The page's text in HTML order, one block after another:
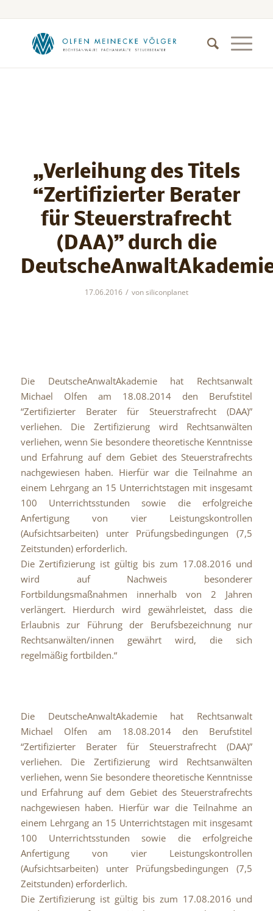
„Verleihung des Titels
“Zertifizierter Berater
für Steuerstrafrecht
(DAA)” durch die
17.06.2016 / vonsiliconplanet
Die DeutscheAnwaltAkademie hat Rechtsanwalt
Michael Olfen am 18.08.2014 den Berufstitel
“Zertifizierter Berater für Steuerstrafrecht (DAA)”
verliehen. Die Zertifizierung wird Rechtsanwälten
verliehen, wenn Sie besondere theoretische Kenntnisse
und Erfahrung auf dem Gebiet des Steuerstrafrechts
nachgewiesen haben. Hierfür war die Teilnahme an
einem Lehrgang an 15 Unterrichtstagen mit insgesamt
100 Unterrichtsstunden sowie die erfolgreiche
Anfertigung von vier Leistungskontrollen
(Aufsichtsarbeiten) unter Prüfungsbedingungen (7,5
Zeitstunden) erforderlich.
Die Zertifizierung ist gültig bis zum 17.08.2016 und
wird auf Nachweis besonderer
Fortbildungsmaßnahmen innerhalb von 2 Jahren
verlängert. Hierdurch wird gewährleistet, dass die
Erlaubnis zur Führung der Berufsbezeichnung nur
Rechtsanwälten/innen gewährt wird, die sich
regelmäßig fortbilden.“
Die DeutscheAnwaltAkademie hat Rechtsanwalt
Michael Olfen am 18.08.2014 den Berufstitel
“Zertifizierter Berater für Steuerstrafrecht (DAA)”
verliehen. Die Zertifizierung wird Rechtsanwälten
verliehen, wenn Sie besondere theoretische Kenntnisse
und Erfahrung auf dem Gebiet des Steuerstrafrechts
nachgewiesen haben. Hierfür war die Teilnahme an
einem Lehrgang an 15 Unterrichtstagen mit insgesamt
100 Unterrichtsstunden sowie die erfolgreiche
Anfertigung von vier Leistungskontrollen
(Aufsichtsarbeiten) unter Prüfungsbedingungen (7,5
Zeitstunden) erforderlich.
Die Zertifizierung ist gültig bis zum 17.08.2016 und